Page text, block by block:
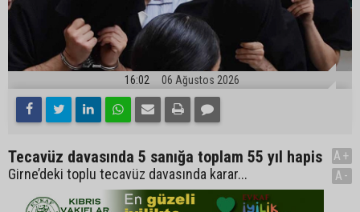
16:02 06 Ağustos 2026
Tecavüz davasında 5 sanığa toplam 55 yıl hapis
Girne’deki toplu tecavüz davasında karar...
A+
A-